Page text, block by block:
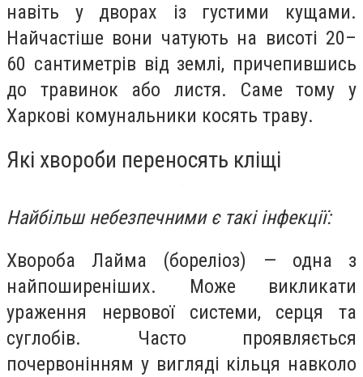
навіть у дворах із густими кущами.
Найчастіше вони чатують на висоті 20–
60 сантиметрів від землі, причепившись
до травинок або листя. Саме тому у
Харкові комунальники косять траву.
Які хвороби переносять кліщі
Найбільш небезпечними є такі інфекції:
Хвороба Лайма (бореліоз) — одна з
найпоширеніших. Може викликати
ураження нервової системи, серця та
суглобів. Часто проявляється
почервонінням у вигляді кільця навколо